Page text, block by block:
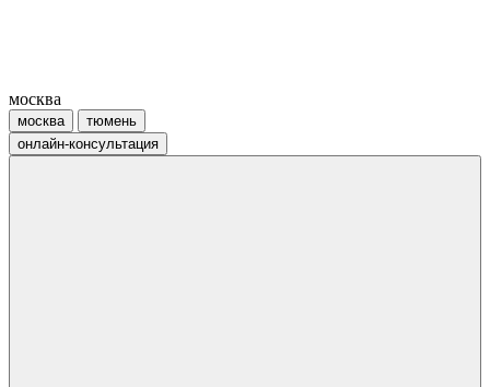
москва
москва
тюмень
онлайн-консультация